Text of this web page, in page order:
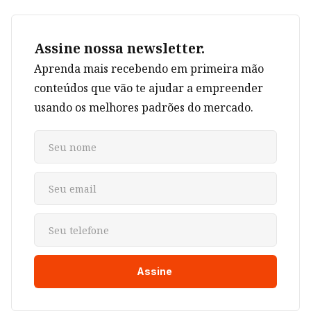
Assine nossa newsletter.
Aprenda mais recebendo em primeira mão
conteúdos que vão te ajudar a empreender
usando os melhores padrões do mercado.